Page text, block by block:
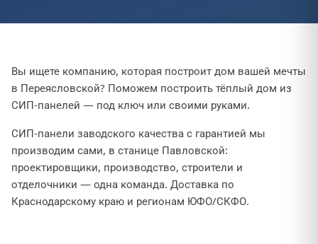
Вы ищете компанию, которая построит дом вашей мечты
в Переясловской? Поможем построить тёплый дом из
СИП-панелей — под ключ или своими руками.
СИП-панели заводского качества с гарантией мы
производим сами, в станице Павловской:
проектировщики, производство, строители и
отделочники — одна команда. Доставка по
Краснодарскому краю и регионам ЮФО/СКФО.